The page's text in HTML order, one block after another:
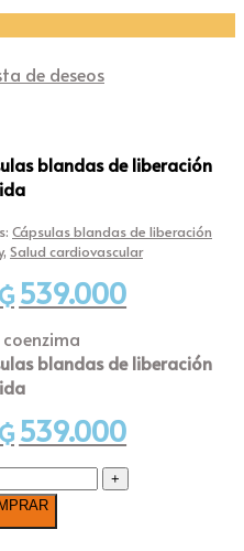
de deseos
blandas de liberación
Cápsulas blandas de liberación
, Salud cardiovascular
El
₲ 539.000El
precio
es:
blandas de liberación
El
₲ 539.000El
precio
actual